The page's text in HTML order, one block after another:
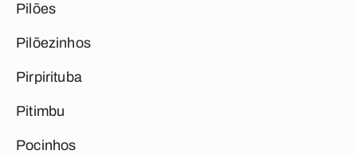
Pilões
Pilõezinhos
Pirpirituba
Pitimbu
Pocinhos